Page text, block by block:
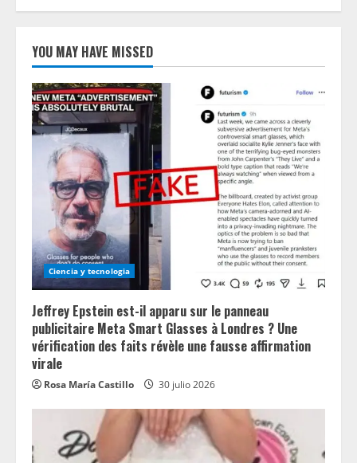
YOU MAY HAVE MISSED
Ciencia y tecnologia
Jeffrey Epstein est-il apparu sur le panneau
publicitaire Meta Smart Glasses à Londres ? Une
vérification des faits révèle une fausse affirmation
virale
Rosa María Castillo 30 julio 2026